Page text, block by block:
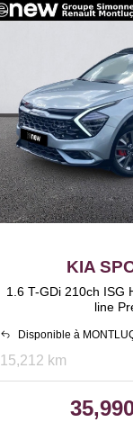
KIA
1.6 T-GDi 210ch ISG
line
Disponible à
15,212 km